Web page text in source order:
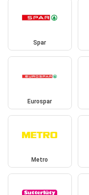
Spar
Eurospar
Metro